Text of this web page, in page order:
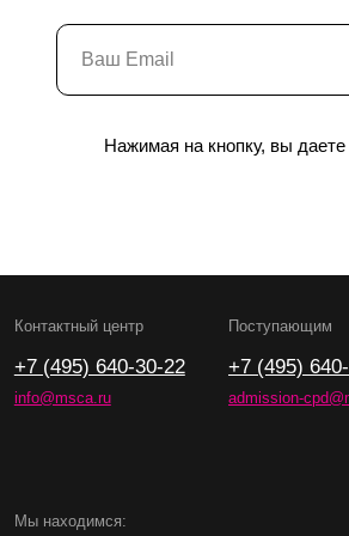
Нажимая на кнопку, вы
Мы находимся:
Москва, Центр дизайна Artplay,